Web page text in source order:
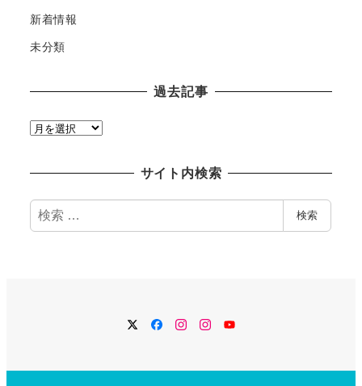
新着情報
未分類
過去記事
過
サイト内検索
検
索
検索
TwitterFacebook
Instagram
Instagram
YouTube